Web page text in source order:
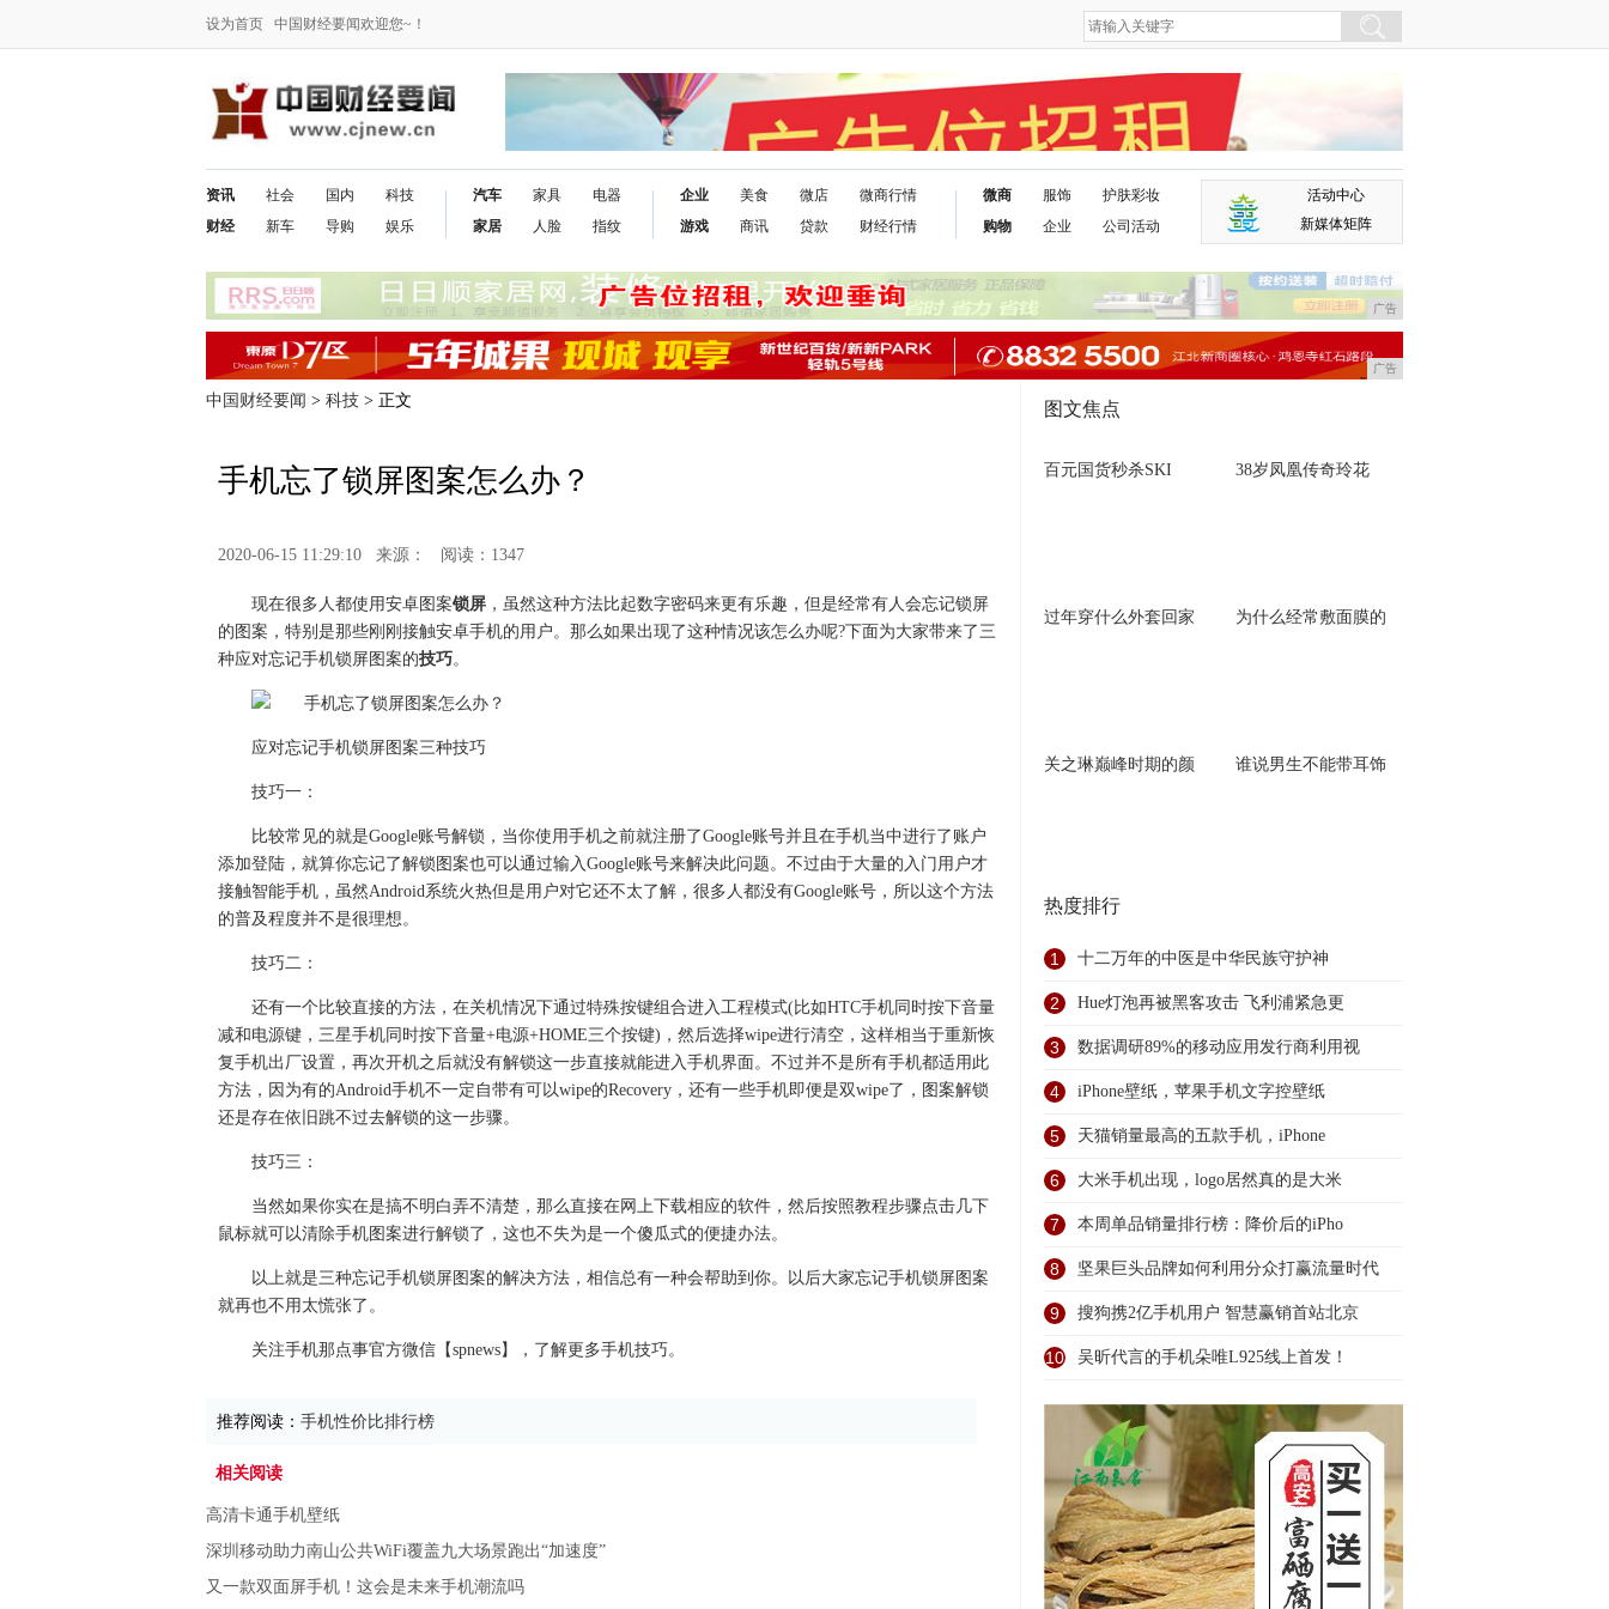
设为首页 中国财经要闻欢迎您~！
资讯
财经
社会
新车
国内
导购
科技
娱乐
汽车
家居
家具
人脸
电器
指纹
企业
游戏
美食
商讯
微店
贷款
微商行情
财经行情
微商
购物
服饰
企业
护肤彩妆
公司活动
活动中心
新媒体矩阵
广告
广告
中国财经要闻 > 科技 > 正文
手机忘了锁屏图案怎么办？
2020-06-15 11:29:10 来源： 阅读：1347
现在很多人都使用安卓图案锁屏 ，虽然这种方法比起数字密码来更有乐趣，但是经常有人会忘记锁屏
的图案，特别是那些刚刚接触安卓手机的用户。那么如果出现了这种情况该怎么办呢?下面为大家带来了三
种应对忘记手机锁屏图案的技巧。
应对忘记手机锁屏图案三种技巧
技巧一：
比较常见的就是Google账号解锁，当你使用手机之前就注册了Google账号并且在手机当中进行了账户
添加登陆，就算你忘记了解锁图案也可以通过输入Google账号来解决此问题。不过由于大量的入门用户才
接触智能手机，虽然Android系统火热但是用户对它还不太了解，很多人都没有Google账号，所以这个方法
的普及程度并不是很理想。
技巧二：
还有一个比较直接的方法，在关机情况下通过特殊按键组合进入工程模式(比如HTC手机同时按下音量
减和电源键，三星手机同时按下音量+电源+HOME三个按键)，然后选择wipe进行清空，这样相当于重新恢
复手机出厂设置，再次开机之后就没有解锁这一步直接就能进入手机界面。不过并不是所有手机都适用此
方法，因为有的Android手机不一定自带有可以wipe的Recovery，还有一些手机即便是双wipe了，图案解锁
还是存在依旧跳不过去解锁的这一步骤。
技巧三：
当然如果你实在是搞不明白弄不清楚，那么直接在网上下载相应的软件，然后按照教程步骤点击几下
鼠标就可以清除手机图案进行解锁了，这也不失为是一个傻瓜式的便捷办法。
以上就是三种忘记手机锁屏图案的解决方法，相信总有一种会帮助到你。以后大家忘记手机锁屏图案
就再也不用太慌张了。
关注手机那点事官方微信【spnews】，了解更多手机技巧。
推荐阅读： 手机性价比排行榜
相关阅读
高清卡通手机壁纸
深圳移动助力南山公共WiFi覆盖九大场景跑出“加速度”
又一款双面屏手机！这会是未来手机潮流吗
图文焦点
百元国货秒杀SKI 38岁凤凰传奇玲花
过年穿什么外套回家 为什么经常敷面膜的
关之琳巅峰时期的颜 谁说男生不能带耳饰
热度排行
1 十二万年的中医是中华民族守护神
2 Hue灯泡再被黑客攻击 飞利浦紧急更
3 数据调研89%的移动应用发行商利用视
4 iPhone壁纸，苹果手机文字控壁纸
5 天猫销量最高的五款手机，iPhone
6 大米手机出现，logo居然真的是大米
7 本周单品销量排行榜：降价后的iPho
8 坚果巨头品牌如何利用分众打赢流量时代
9 搜狗携2亿手机用户 智慧赢销首站北京
10 吴昕代言的手机朵唯L925线上首发！